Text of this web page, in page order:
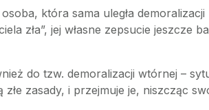
która sama uległa
zła”, jej własne zepsucie jeszcze
do tzw. demoralizacji wtórnej –
złe zasady, i przejmuje je, niszcząc